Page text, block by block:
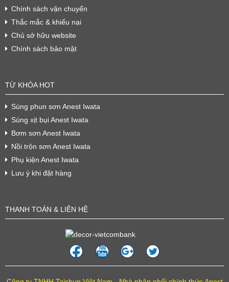
Chính sách vận chuyển
Thắc mắc & khiếu nại
Chủ sở hữu website
Chính sách bảo mật
TỪ KHÓA HOT
Súng phun sơn Anest Iwata
Súng xịt bụi Anest Iwata
Bơm sơn Anest Iwata
Nồi trộn sơn Anest Iwata
Phụ kiện Anest Iwata
Lưu ý khi đặt hàng
THANH TOÁN & LIÊN HỆ